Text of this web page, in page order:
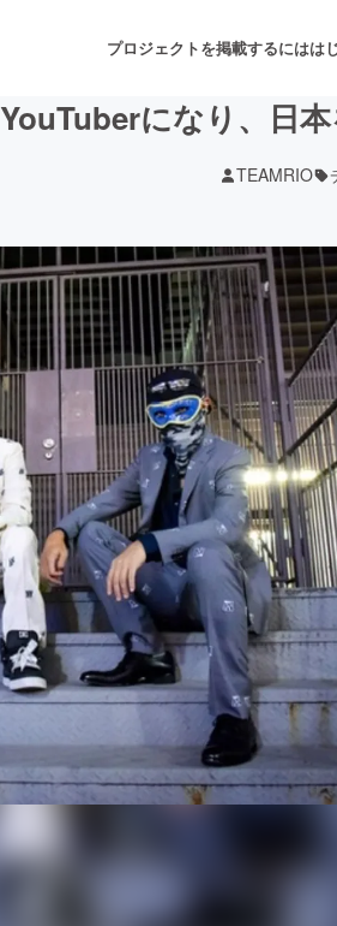
プロジェクトを掲載するにはは
音楽
ゲーム・サービス開発
書籍・雑誌出版
チャレンジ
CAMPFIRE for Social
CAMPFIREふるさと納税
YouTuberになり、日
TEAMRIO